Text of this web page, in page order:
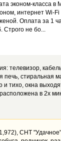
эконом-класса в
интернет Wi-
Оплата за 1
Строго не бо...
телевизор,
печь, стиральная
и тихо, окна
в 2х
СНТ